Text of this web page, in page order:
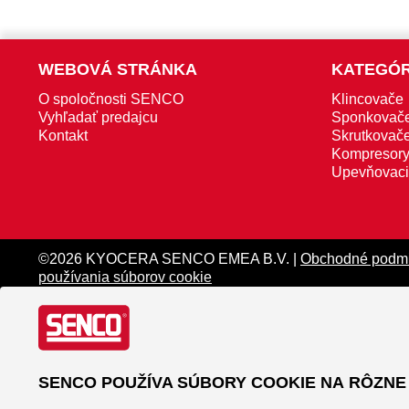
WEBOVÁ STRÁNKA
O spoločnosti SENCO
Vyhľadať predajcu
Kontakt
Klincovače
Kompresory
©2026 KYOCERA SENCO EMEA B.V. | Obchodné
používania súborov cookie
SENCO POUŽÍVA SÚBORY COOKIE NA RÔZNE